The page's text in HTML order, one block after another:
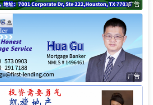
广告
广告